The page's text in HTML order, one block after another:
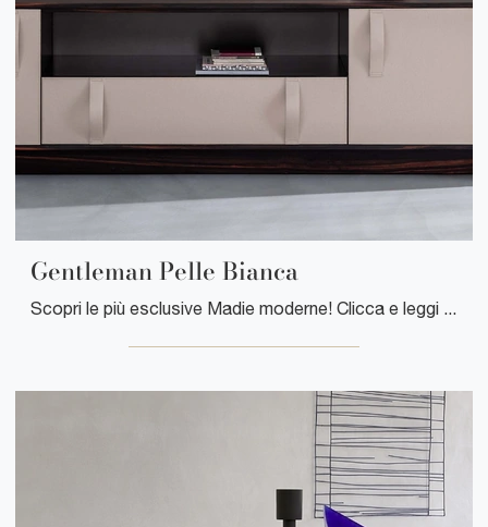
Gentleman Pelle Bianca
Scopri le più esclusive Madie moderne! Clicca e leggi l'articolo: madia Gentleman Pelle Bianca in materico, soluzione bella e funzionale.